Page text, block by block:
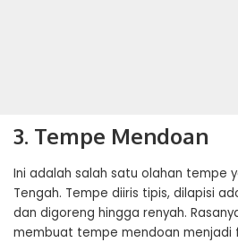
3. Tempe Mendoan
Ini adalah salah satu olahan tempe
Tengah. Tempe diiris tipis, dilapisi
dan digoreng hingga renyah.
membuat tempe mendoan menjadi